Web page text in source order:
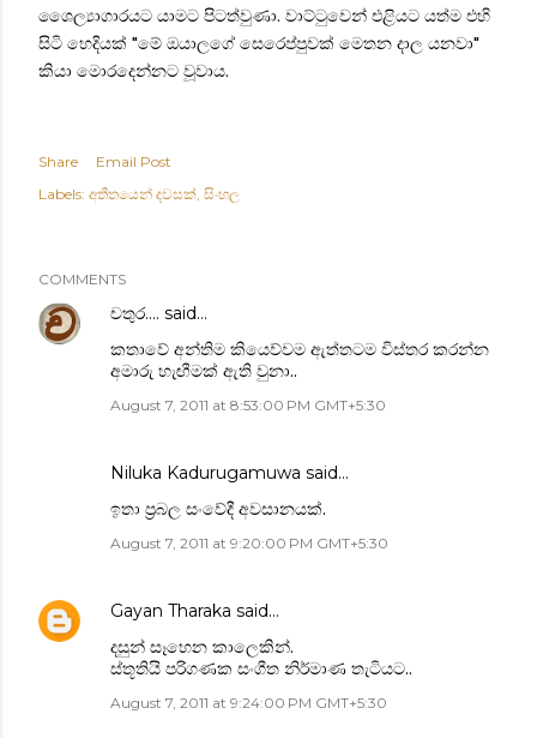
ශෛල්‍යාගාරයට යාමට පිටත්වුණා. වාට්ටුවෙන් එළියට යත්ම එහි
සිටි හෙදියක් "මේ ඔයාලගේ සෙරෙප්පුවක් මෙතන දාල යනවා"
කියා මොරදෙන්නට වූවාය.
Share
Email Post
Labels: අතීතයෙන් දවසක් සිංහල
COMMENTS
චතුර.... said…
කතාවේ අන්තිම කියෙව්වම ඇත්තටම විස්තර කරන්න
අමාරු හැඟීමක් ඇති වුනා..
August 7, 2011 at 8:53:00 PM GMT+5:30
Niluka Kadurugamuwa said…
ඉතා ප්‍රබල සංවේදී අවසානයක්.
August 7, 2011 at 9:20:00 PM GMT+5:30
Gayan Tharaka said…
දසුන් සෑහෙන කාලෙකින්.
ස්තූතියි පරිගණක සංගීත නිර්මාණ තැටියට..
August 7, 2011 at 9:24:00 PM GMT+5:30